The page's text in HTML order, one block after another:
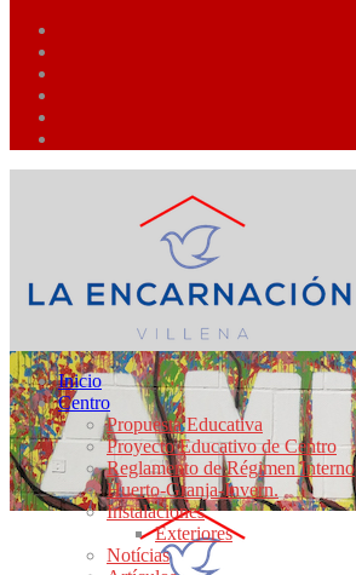
Inicio
Centro
Propuesta Educativa
Proyecto Educativo de Centro
Reglamento de Régimen Interno
Huerto-Granja-Invern.
Instalaciones
Exteriores
Notícias